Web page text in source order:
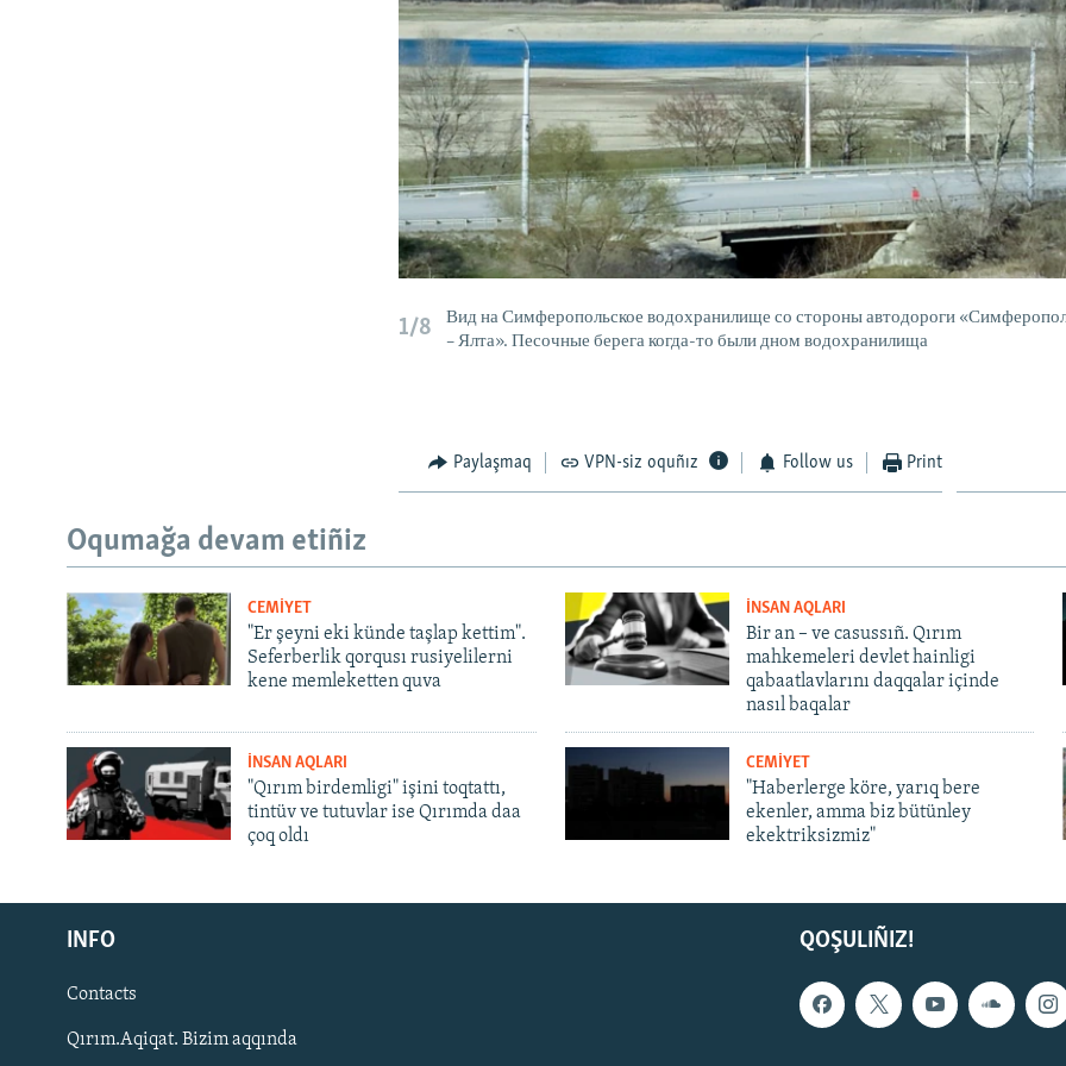
Русский
Українською
QOŞULIÑIZ!
1/8
Вид на Симферопольское водохранилище со стороны автодороги
– Ялта». Песочные берега когда-то были дном водохранилища
Paylaşmaq VPN-siz oquñız Follow us Print
Oqumağa devam etiñiz
CEMİYET
"Er şeyni eki künde taşlap kettim".
Seferberlik qorqusı rusiyelilerni
kene memleketten quva
İNSAN AQLARI
Bir an – ve casussıñ. Qırım
mahkemeleri devlet hainligi
qabaatlavlarını daqqalar içinde
nasıl baqalar
İNSAN AQLARI
"Qırım birdemligi" işini toqtattı,
tintüv ve tutuvlar ise Qırımda daa
çoq oldı
CEMİYET
"Haberlerge köre, yarıq bere
ekenler, amma biz bütünley
ekektriksizmiz"
QOŞULIÑIZ!
INFO
Contacts
Qırım.Aqiqat. Bizim aqqında